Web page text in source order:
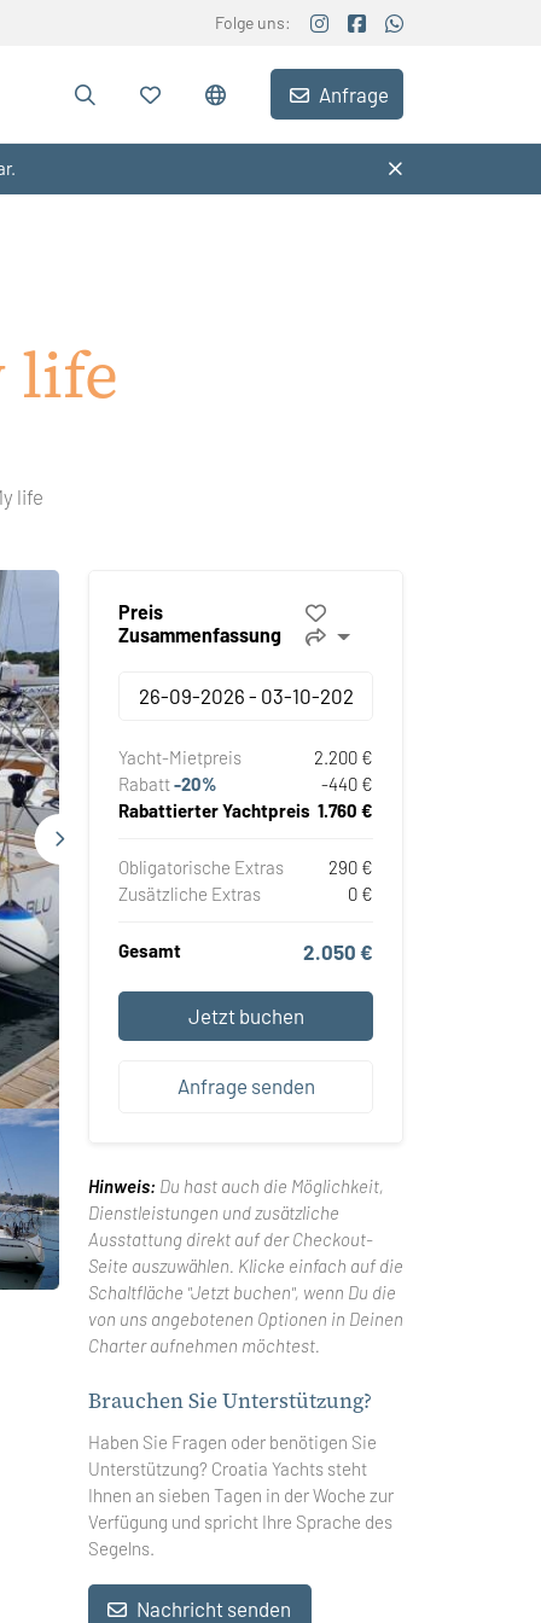
Folge uns:
Anfrage
life
life
Preis
Zusammenfassung
Yacht-Mietpreis
2.200 €
Rabatt-20%
-440 €
Rabattierter Yachtpreis 1.760 €
Obligatorische Extras
290 €
Zusätzliche Extras
0 €
Gesamt 2.050 €
Jetzt buchen
Anfrage senden
Hinweis: Du hast auch die Möglichkeit,
Dienstleistungen und zusätzliche
Ausstattung direkt auf der Checkout-
Seite auszuwählen. Klicke einfach auf die
Schaltfläche "Jetzt buchen", wenn Du die
von uns angebotenen Optionen in Deinen
Charter aufnehmen möchtest.
Brauchen Sie Unterstützung?
Haben Sie Fragen oder benötigen Sie
Unterstützung? Croatia Yachts steht
Ihnen an sieben Tagen in der Woche zur
Verfügung und spricht Ihre Sprache des
Segelns.
Nachricht senden